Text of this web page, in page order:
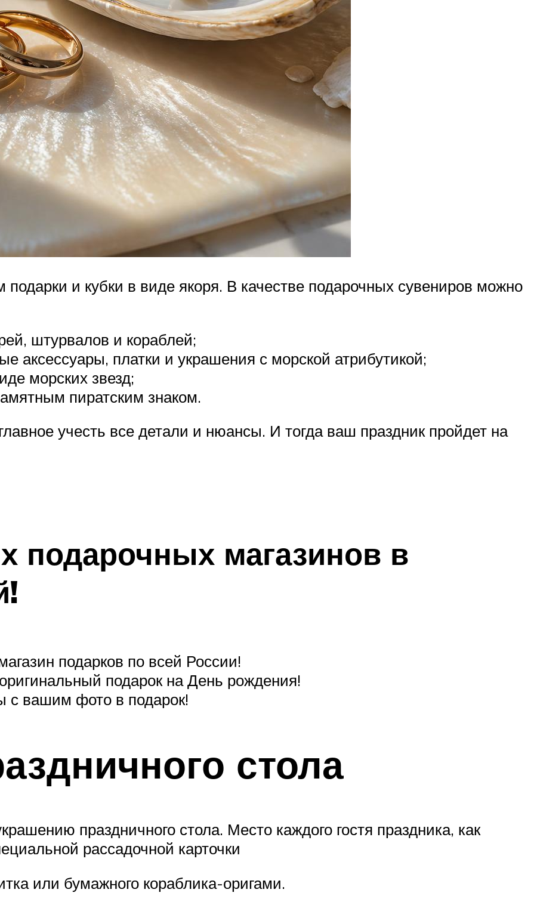
и кубки в виде якоря. В качестве подарочных сувениров можно
штурвалов и кораблей;
аксессуары, платки и украшения с морской атрибутикой;
морских звезд;
пиратским знаком.
учесть все детали и нюансы. И тогда ваш праздник пройдет на
подарочных магазинов в
подарков по всей России!
подарок на День рождения!
вашим фото в подарок!
стола
праздничного стола. Место каждого гостя праздника, как
рассадочной карточки
или бумажного кораблика-оригами.